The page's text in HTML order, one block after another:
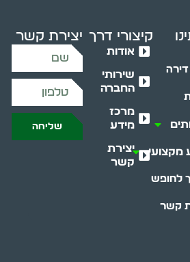
דירה
מקצועי
לחופש
קשר
קיצורי דרך
אודות
שירותי
החברה
מרכז
מידע
יצירת
קשר
יצירת קשר
שליחה